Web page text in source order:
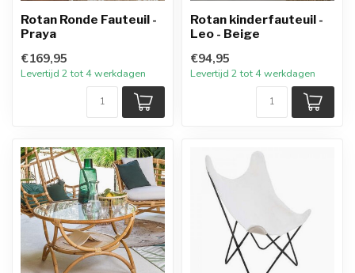
Rotan Ronde Fauteuil -
Praya
€169,95
Levertijd 2 tot 4 werkdagen
Rotan kinderfauteuil -
Leo - Beige
€94,95
Levertijd 2 tot 4 werkdagen